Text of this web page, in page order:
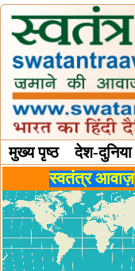
मुख्य पृष्ठ देश-दुनिया
विविध स्तंभस्वतंत्र आवाज़